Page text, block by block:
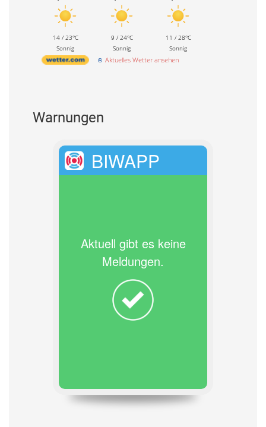
14 / 23°C
Sonnig
9 / 24°C
Sonnig
11 / 28°C
Sonnig
Aktuelles Wetter ansehen
Warnungen
BIWAPP
Aktuell gibt es keine
Meldungen.